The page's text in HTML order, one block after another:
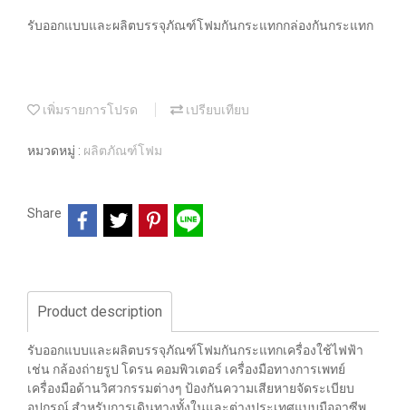
รับออกแบบและผลิตบรรจุภัณฑ์โฟมกันกระแทกกล่องกันกระแทก
เพิ่มรายการโปรด เปรียบเทียบ
หมวดหมู่ : ผลิตภัณฑ์โฟม
Share
Product description
รับออกแบบและผลิตบรรจุภัณฑ์โฟมกันกระแทกเครื่องใช้ไฟฟ้า
เช่น กล้องถ่ายรูป โดรน คอมพิวเตอร์ เครื่องมือทางการเพทย์
เครื่องมือด้านวิศวกรรมต่างๆ ป้องกันความเสียหายจัดระเบียบ
อุปกรณ์ สำหรับการเดินทางทั้งในและต่างประเทศแบบมืออาซีพ